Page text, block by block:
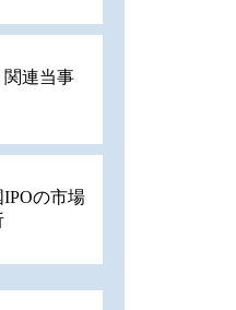
関連当事
IPOの市場